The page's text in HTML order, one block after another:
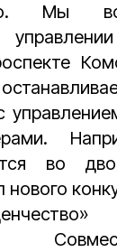
Мы
во
нового